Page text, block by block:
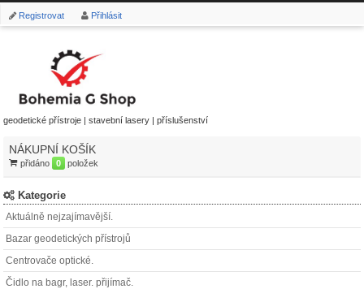
Registrovat Přihlásit
geodetické přístroje | stavební lasery | příslušenství
NÁKUPNÍ KOŠÍK
přidáno 0 položek
Kategorie
Aktuálně nejzajímavější.
Bazar geodetických přístrojů
Centrovače optické.
Čidlo na bagr, laser. přijímač.